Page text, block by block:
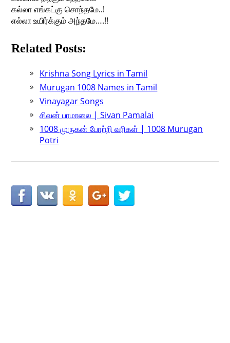
கல்லா எங்கட்கு சொந்தமே..!
எல்லா உயிர்க்கும் அந்தமே….!!
Related Posts:
Krishna Song Lyrics in Tamil
Murugan 1008 Names in Tamil
Vinayagar Songs
சிவன் பாமாலை | Sivan Pamalai
1008 முருகன் போற்றி வரிகள் | 1008 Murugan
Potri